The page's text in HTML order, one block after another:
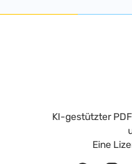
KI-gestützter
Eine